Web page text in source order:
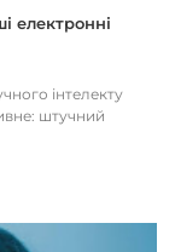
електронні
інтелекту
штучний